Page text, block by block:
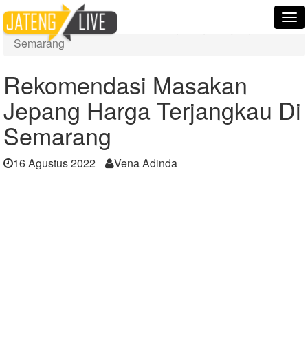
Home
Berita
Rekomendasi Masakan Jepang Harga Terjangkau Di
Semarang
Rekomendasi Masakan
Jepang Harga Terjangkau Di
Semarang
16 Agustus 2022 Vena Adinda